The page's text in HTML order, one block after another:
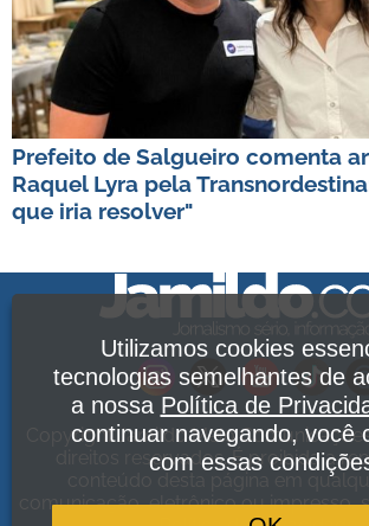
Prefeito de Salgueiro comenta
Raquel Lyra pela
que iria resolver"
Copyright Jamildo Melo
direitos reservados. É proibida a
conteúdo desta página em
comunicação, eletrônico ou impresso,
Utilizamos cookies
tecnologias semelhantes de
a nossa Política de
continuar navegando, você
com essas